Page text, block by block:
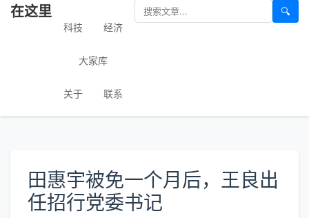
在这里
科技 经济
大家库
关于 联系
🔍
田惠宇被免一个月后，王良出
任招行党委书记